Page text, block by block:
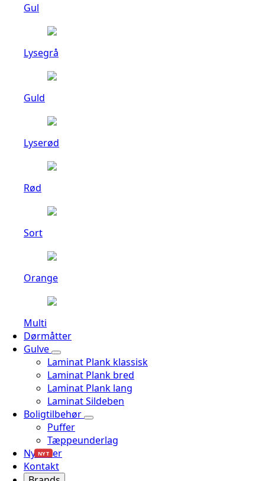
Gul
Lysegrå
Guld
Lyserød
Rød
Sort
Orange
Multi
Dørmåtter
Gulve
Laminat Plank klassisk
Laminat Plank bred
Laminat Plank lang
Laminat Sildeben
Boligtilbehør
Puffer
Tæppeunderlag
Nyheder
NYT
Kontakt